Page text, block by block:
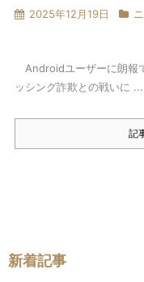
2025年12月19日
Androidユーザーに朗報
ッシング詐欺との戦いに ...
記
新着記事